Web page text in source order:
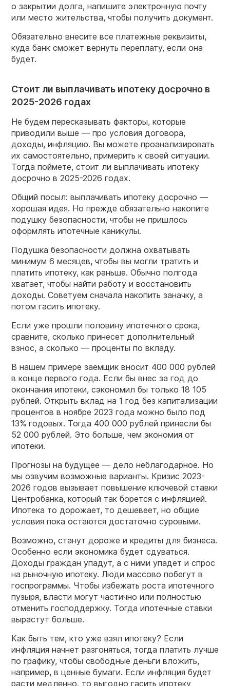
о закрытии долга, напишите электронную почту
или место жительства, чтобы получить документ.
Обязательно внесите все платежные реквизиты,
куда банк сможет вернуть переплату, если она
будет.
Стоит ли выплачивать ипотеку досрочно в
2025-2026 годах
Не будем пересказывать факторы, которые
приводили выше — про условия договора,
доходы, инфляцию. Вы можете проанализировать
их самостоятельно, примерить к своей ситуации.
Тогда поймете, стоит ли выплачивать ипотеку
досрочно в 2025-2026 годах.
Общий посыл: выплачивать ипотеку досрочно —
хорошая идея. Но прежде обязательно накопите
подушку безопасности, чтобы не пришлось
оформлять ипотечные каникулы.
Подушка безопасности должна охватывать
минимум 6 месяцев, чтобы вы могли тратить и
платить ипотеку, как раньше. Обычно полгода
хватает, чтобы найти работу и восстановить
доходы. Советуем сначала накопить заначку, а
потом гасить ипотеку.
Если уже прошли половину ипотечного срока,
сравните, сколько принесет дополнительный
взнос, а сколько — проценты по вкладу.
В нашем примере заемщик вносит 400 000 рублей
в конце первого года. Если бы внес за год до
окончания ипотеки, сэкономил бы только 18 105
рублей. Открыть вклад на 1 год без капитализации
процентов в ноябре 2023 года можно было под
13% годовых. Тогда 400 000 рублей принесли бы
52 000 рублей. Это больше, чем экономия от
ипотеки.
Прогнозы на будущее — дело неблагодарное. Но
мы озвучим возможные варианты. Кризис 2023-
2026 годов вызывает повышение ключевой ставки
Центробанка, который так борется с инфляцией.
Ипотека то дорожает, то дешевеет, но общие
условия пока остаются достаточно суровыми.
Возможно, станут дороже и кредиты для бизнеса.
Особенно если экономика будет сдуваться.
Доходы граждан упадут, а с ними упадет и спрос
на рыночную ипотеку. Люди массово побегут в
госпрограммы. Чтобы избежать роста ипотечного
пузыря, власти могут частично или полностью
отменить господдержку. Тогда ипотечные ставки
вырастут больше.
Как быть тем, кто уже взял ипотеку? Если
инфляция начнет разгоняться, тогда платить лучше
по графику, чтобы свободные деньги вложить,
например, в ценные бумаги. Если инфляция будет
расти медленно, то выгодно гасить ипотеку